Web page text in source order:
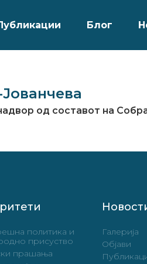
Блог
од составот на
политика и
присуство
прашања
Галерија
Објави